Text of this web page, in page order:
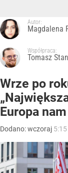
Autor:
Magdalena
Współpraca:
Tomasz
Wrze po
Europa
Dodano:wczoraj 5:15